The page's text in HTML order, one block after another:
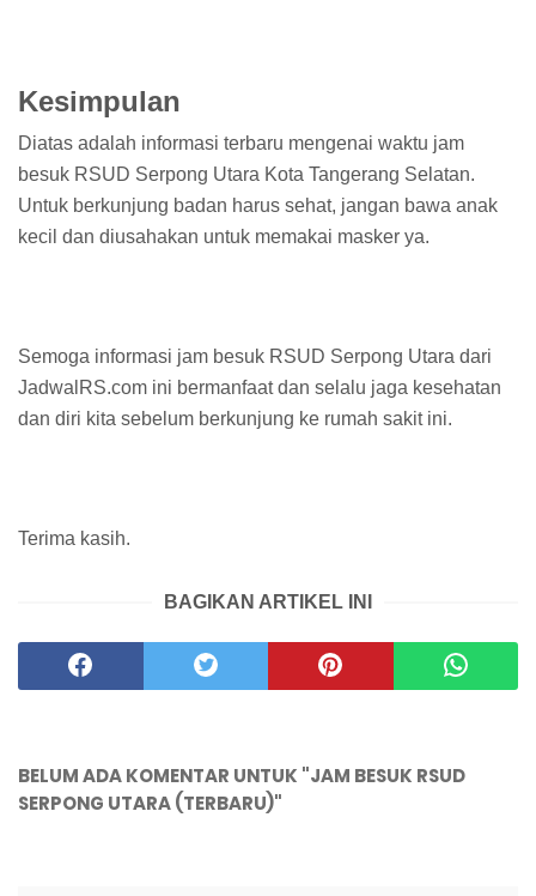
Kesimpulan
Diatas adalah informasi terbaru mengenai waktu jam
besuk RSUD Serpong Utara Kota Tangerang Selatan.
Untuk berkunjung badan harus sehat, jangan bawa anak
kecil dan diusahakan untuk memakai masker ya.
Semoga informasi jam besuk RSUD Serpong Utara dari
JadwalRS.com ini bermanfaat dan selalu jaga kesehatan
dan diri kita sebelum berkunjung ke rumah sakit ini.
Terima kasih.
BAGIKAN ARTIKEL INI
BELUM ADA KOMENTAR UNTUK "JAM BESUK RSUD
SERPONG UTARA (TERBARU)"